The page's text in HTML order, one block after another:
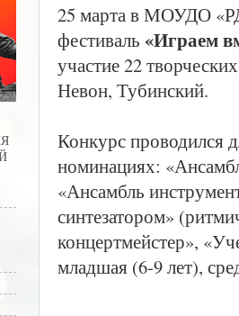
25 марта в МОУДО
фестиваль «Играем
участие 22
Невон, Тубинский.
Конкурс проводился
номинациях:
«Ансамбль
синтезатором»
концертмейстер»,
младшая (6-9 лет),